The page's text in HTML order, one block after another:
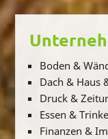
Boden &
Dach & Haus
Druck &
Essen &
Finanzen &